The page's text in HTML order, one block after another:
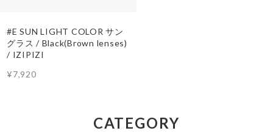
#E SUN LIGHT COLOR サン
グラス / Black(Brown lenses)
/ IZIPIZI
¥7,920
CATEGORY